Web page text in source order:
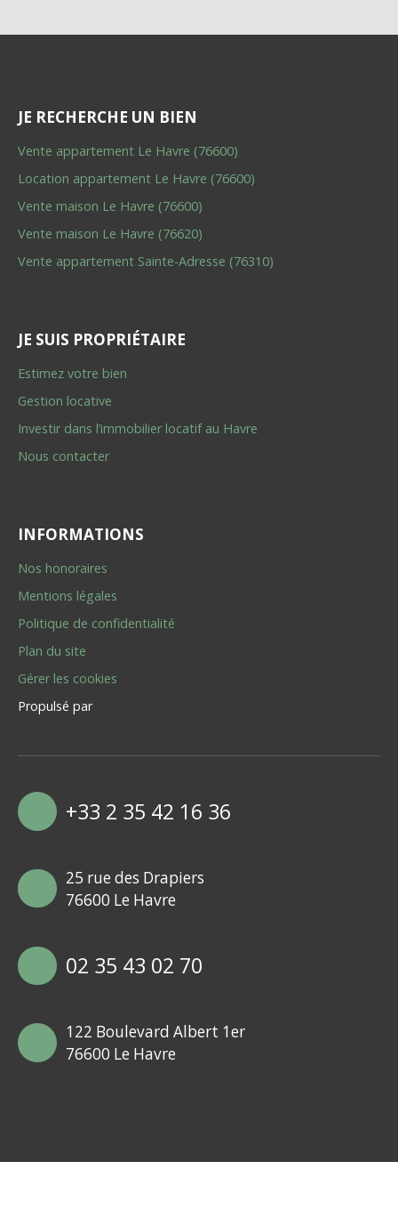
JE RECHERCHE UN BIEN
Vente appartement Le Havre (76600)
Location appartement Le Havre (76600)
Vente maison Le Havre (76600)
Vente maison Le Havre (76620)
Vente appartement Sainte-Adresse (76310)
JE SUIS PROPRIÉTAIRE
Estimez votre bien
Gestion locative
Investir dans l’immobilier locatif au Havre
Nous contacter
INFORMATIONS
Nos honoraires
Mentions légales
Politique de confidentialité
Plan du site
Gérer les cookies
Propulsé par
+33 2 35 42 16 36
25 rue des Drapiers
76600 Le Havre
02 35 43 02 70
122 Boulevard Albert 1er
76600 Le Havre